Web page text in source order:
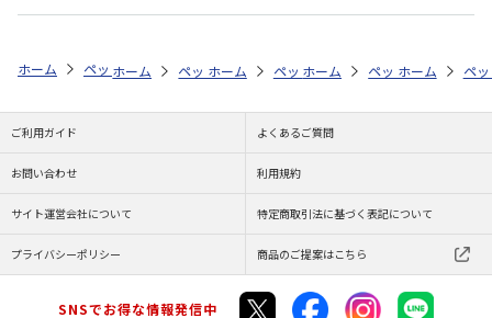
ホーム ペットストア ケージ・飼育その他用品 アクアリウム内装（
ホーム ペットストア ケージ・飼育その他用品 ア
ホーム ペットストア ケージ・飼育その
ホーム ペットストア ケ
ホーム ペ
ご利用ガイド よくあるご質問
お問い合わせ 利用規約
サイト運営会社について 特定商取引法に基づく表記について
プライバシーポリシー 商品のご提案はこちら
SNSでお得な情報発信中